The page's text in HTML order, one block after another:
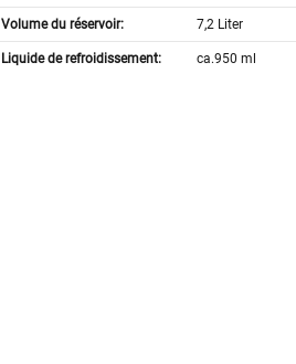
Volume du réservoir: 7,2 Liter
Liquide de refroidissement: ca.950 ml